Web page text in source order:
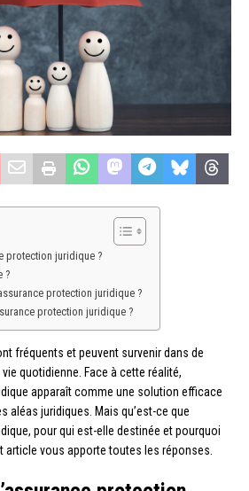
protection juridique ?
?
protection juridique ?
protection juridique ?
fréquents et peuvent survenir dans de
quotidienne. Face à cette réalité,
apparaît comme une solution efficace
aléas juridiques. Mais qu’est-ce que
pour qui est-elle destinée et pourquoi
article vous apporte toutes les réponses.